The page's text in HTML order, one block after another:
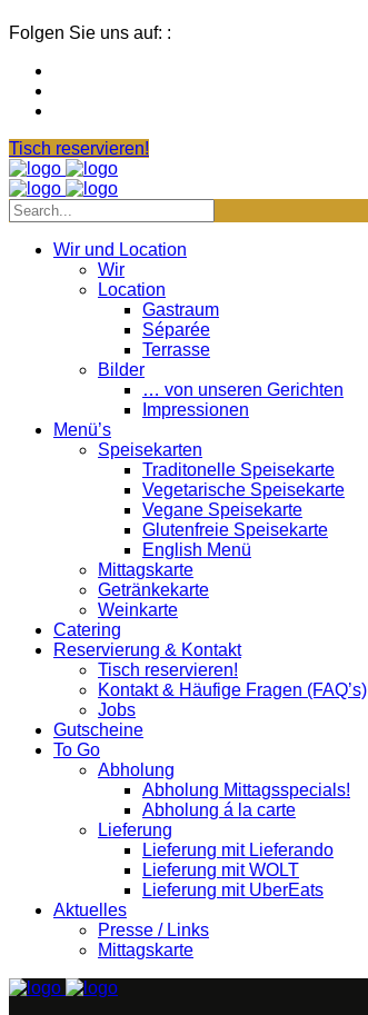
Folgen Sie uns auf: :
Tisch reservieren!
Wir und Location
Wir
Location
Gastraum
Séparée
Terrasse
Bilder
… von unseren Gerichten
Impressionen
Menü’s
Speisekarten
Traditonelle Speisekarte
Vegetarische Speisekarte
Vegane Speisekarte
Glutenfreie Speisekarte
English Menü
Mittagskarte
Getränkekarte
Weinkarte
Catering
Reservierung & Kontakt
Tisch reservieren!
Kontakt & Häufige Fragen (FAQ’s)
Jobs
Gutscheine
To Go
Abholung
Abholung Mittagsspecials!
Abholung á la carte
Lieferung
Lieferung mit Lieferando
Lieferung mit WOLT
Lieferung mit UberEats
Aktuelles
Presse / Links
Mittagskarte